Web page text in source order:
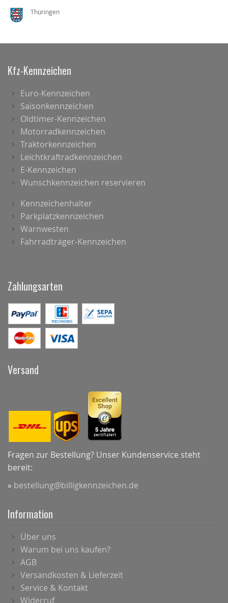
Thüringen
Kfz-Kennzeichen
Euro-Kennzeichen
Saisonkennzeichen
Oldtimer-Kennzeichen
Motorradkennzeichen
Traktorkennzeichen
Leichtkraftradkennzeichen
E-Kennzeichen
Wunschkennzeichen reservieren
Kennzeichenhalter
Parkplatzkennzeichen
Warnwesten
Fahrradträger-Kennzeichen
Zahlungsarten
Versand
Fragen zur Bestellung? Unser Kundenservice steht
bereit:
» bestellung@billigkennzeichen.de
Information
Über uns
Warum bei uns kaufen?
AGB
Versandkosten & Lieferzeit
Service & Kontakt
Widerruf